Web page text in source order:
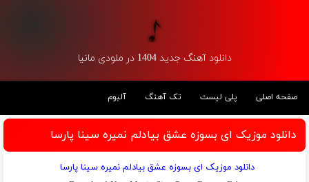
دانلود آهنگ جدید 1404 در ملودی مانیا
صفحه اصلی پلی لیست تک آهنگ آلبوم
دانلود موزیک ای بسوزه عشق بیادلم نمیره سینا پارسا
دانلود موزیک ای بسوزه عشق بیادلم نمیره سینا پارسا